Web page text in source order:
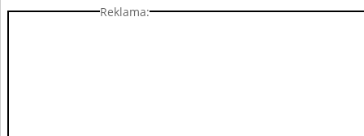
Reklama: